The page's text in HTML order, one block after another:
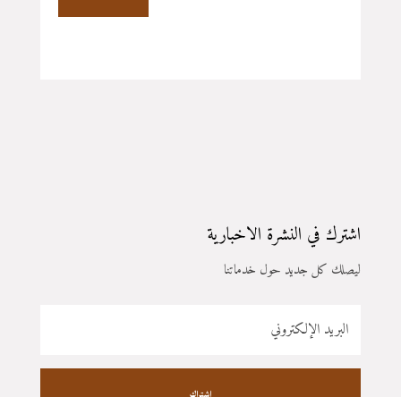
اشترك في النشرة الاخبارية
ليصلك كل جديد حول خدماتنا